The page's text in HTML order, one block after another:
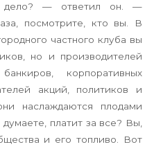
— ответил он. —
посмотрите, кто вы. В
частного клуба вы
но и производителей
корпоративных
акций, политиков и
наслаждаются плодами
платит за все? Вы,
и его топливо. Вот